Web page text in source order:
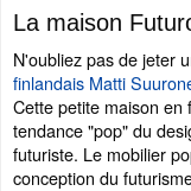
La maison
N'oubliez pas de jeter
finlandais Matti
Cette petite maison
tendance "pop" du
futuriste. Le mobilier
conception du